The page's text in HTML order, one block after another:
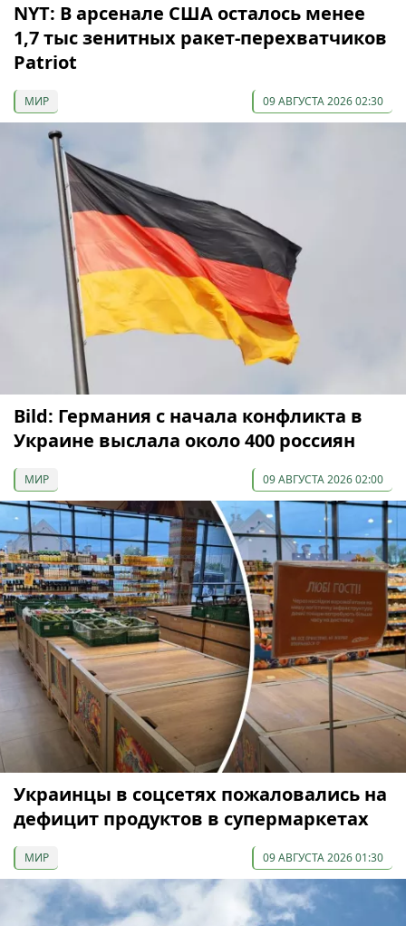
NYT: В арсенале США осталось менее
1,7 тыс зенитных ракет-перехватчиков
Patriot
МИР 09 АВГУСТА 2026 02:30
Bild: Германия с начала конфликта в
Украине выслала около 400 россиян
МИР 09 АВГУСТА 2026 02:00
Украинцы в соцсетях пожаловались на
дефицит продуктов в супермаркетах
МИР 09 АВГУСТА 2026 01:30